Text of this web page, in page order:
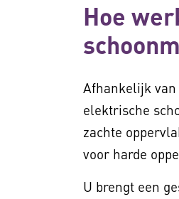
Hoe
Afhankelijk
elektrische
zachte
voor harde
U brengt een